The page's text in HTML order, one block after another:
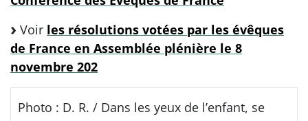
Voir les résolutions votées par les évêques
de France en Assemblée plénière le 8
novembre 202
Photo : D. R. / Dans les yeux de l’enfant, se